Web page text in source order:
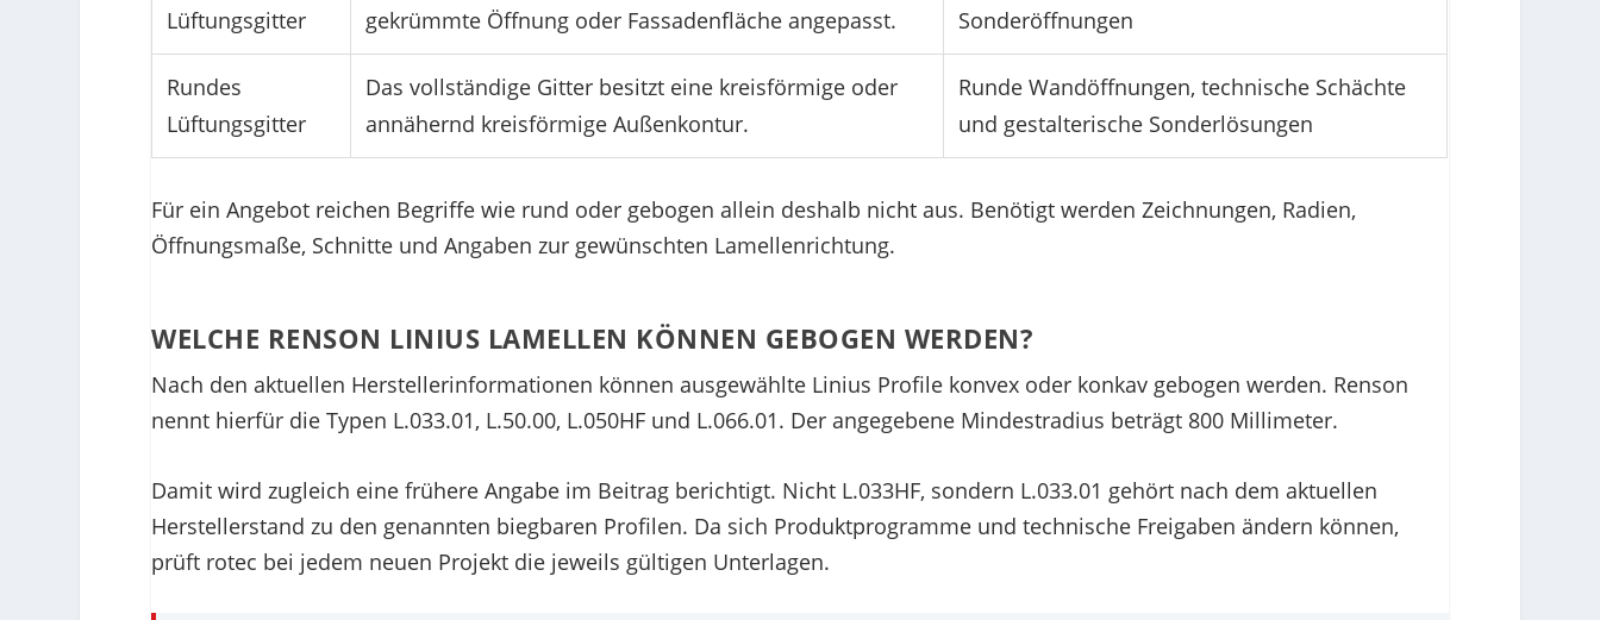
Lüftungsgitter
gekrümmte Öffnung oder Fassadenfläche angepasst.
Sonderöffnungen
Rundes
Lüftungsgitter
Das vollständige Gitter besitzt eine kreisförmige oder
annähernd kreisförmige Außenkontur.
Runde Wandöffnungen, technische Schächte
und gestalterische Sonderlösungen
Für ein Angebot reichen Begriffe wie rund oder gebogen allein deshalb nicht aus. Benötigt werden Zeichnungen, Radien,
Öffnungsmaße, Schnitte und Angaben zur gewünschten Lamellenrichtung.
WELCHE RENSON LINIUS LAMELLEN KÖNNEN GEBOGEN WERDEN?
Nach den aktuellen Herstellerinformationen können ausgewählte Linius Profile konvex oder konkav gebogen werden. Renson
nennt hierfür die Typen L.033.01, L.50.00, L.050HF und L.066.01. Der angegebene Mindestradius beträgt 800 Millimeter.
Damit wird zugleich eine frühere Angabe im Beitrag berichtigt. Nicht L.033HF, sondern L.033.01 gehört nach dem aktuellen
Herstellerstand zu den genannten biegbaren Profilen. Da sich Produktprogramme und technische Freigaben ändern können,
prüft rotec bei jedem neuen Projekt die jeweils gültigen Unterlagen.